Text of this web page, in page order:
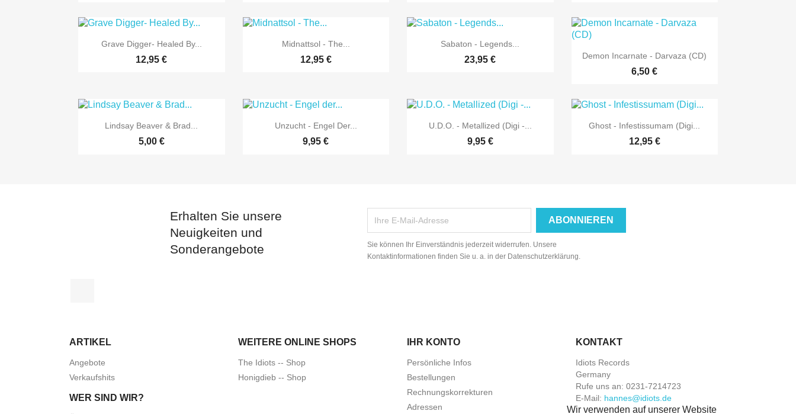
 Vorschau
Grave Digger- Healed By...
12,95 €
 Vorschau
Midnattsol - The...
12,95 €
 Vorschau
Sabaton - Legends...
23,95 €  Vorschau
Demon Incarnate - Darvaza (CD)
6,50 €
 Vorschau
Lindsay Beaver & Brad...
5,00 €
 Vorschau
Unzucht - Engel Der...
9,95 €
 Vorschau
U.D.O. - Metallized (Digi -...
9,95 €
 Vorschau
Ghost - Infestissumam (Digi...
12,95 €
Erhalten Sie unsere
Neuigkeiten und
Sonderangebote
Sie können Ihr Einverständnis jederzeit widerrufen. Unsere
Kontaktinformationen finden Sie u. a. in der Datenschutzerklärung.
ARTIKEL
Angebote
Verkaufshits
WEITERE ONLINE SHOPS
The Idiots -- Shop
Honigdieb -- Shop
WER SIND WIR?
IHR KONTO
Persönliche Infos
Bestellungen
Rechnungskorrekturen
Adressen
KONTAKT
Idiots Records
Germany
Rufe uns an: 0231-7214723
E-Mail: hannes@idiots.de
Wir verwenden auf unserer Website